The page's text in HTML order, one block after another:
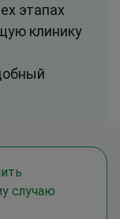
этапах
клинику
случаю